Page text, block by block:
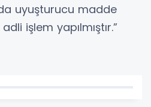
uyuşturucu madde
işlem yapılmıştır.”